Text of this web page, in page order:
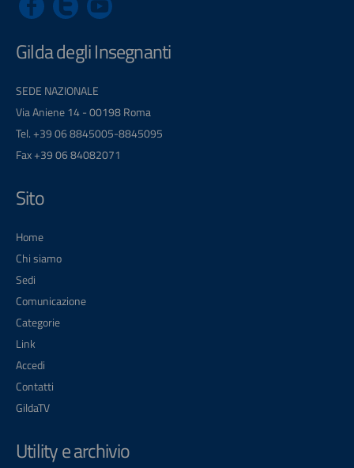
Gilda degli Insegnanti
SEDE NAZIONALE
Via Aniene 14 - 00198 Roma
Tel. +39 06 8845005-8845095
Fax +39 06 84082071
Sito
Home
Chi siamo
Sedi
Comunicazione
Categorie
Link
Accedi
Contatti
GildaTV
Utility e archivio